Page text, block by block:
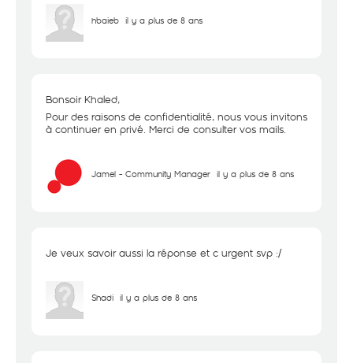
hbaieb il y a plus de 8 ans
Bonsoir Khaled,
Pour des raisons de confidentialité, nous vous invitons
à continuer en privé. Merci de consulter vos mails.
Jamel - Community Manager il y a plus de 8 ans
Je veux savoir aussi la réponse et c urgent svp :/
Shadi il y a plus de 8 ans